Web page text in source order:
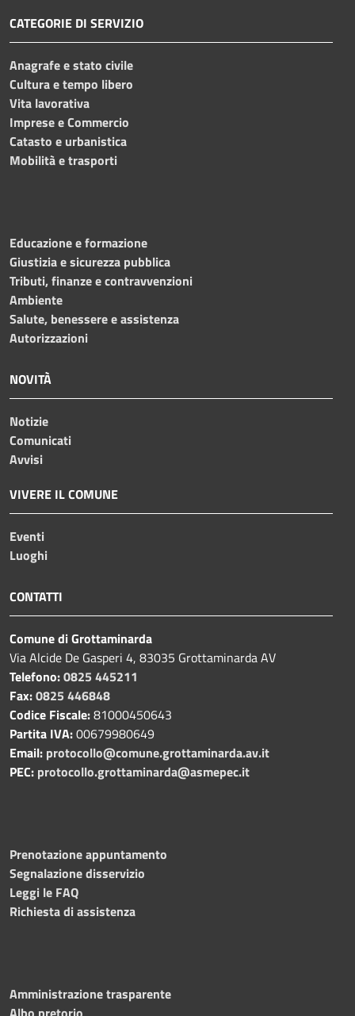
CATEGORIE DI SERVIZIO
Anagrafe e stato civile
Cultura e tempo libero
Vita lavorativa
Imprese e Commercio
Catasto e urbanistica
Mobilità e trasporti
Educazione e formazione
Giustizia e sicurezza pubblica
Tributi, finanze e contravvenzioni
Ambiente
Salute, benessere e assistenza
Autorizzazioni
NOVITÀ
Notizie
Comunicati
Avvisi
VIVERE IL COMUNE
Eventi
Luoghi
CONTATTI
Comune di Grottaminarda
Via Alcide De Gasperi 4, 83035 Grottaminarda AV
Telefono:0825 445211
Fax:0825 446848
Codice Fiscale:81000450643
Partita IVA:00679980649
Email: protocollo@comune.grottaminarda.av.it
PEC: protocollo.grottaminarda@asmepec.it
Prenotazione appuntamento
Segnalazione disservizio
Leggi le FAQ
Richiesta di assistenza
Amministrazione trasparente